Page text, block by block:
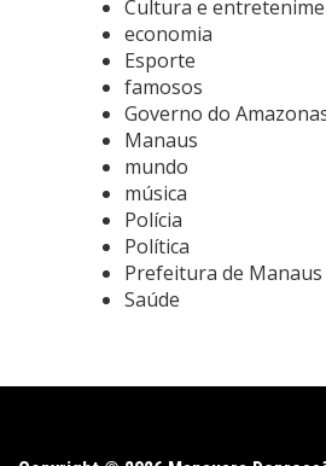
Cultura e
economia
Esporte
famosos
Governo do
Manaus
mundo
música
Polícia
Política
Prefeitura de Manaus
Saúde